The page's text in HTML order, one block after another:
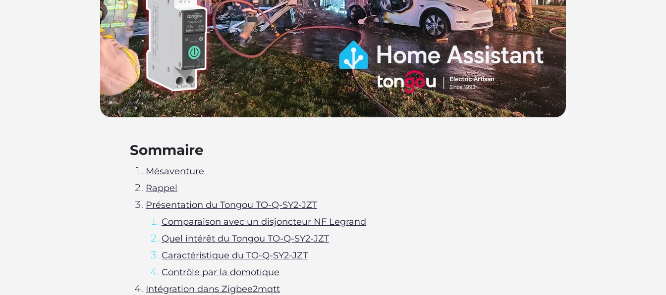
Sommaire
Mésaventure
Rappel
Présentation du Tongou TO-Q-SY2-JZT
Comparaison avec un disjoncteur NF Legrand
Quel intérêt du Tongou TO-Q-SY2-JZT
Caractéristique du TO-Q-SY2-JZT
Contrôle par la domotique
Intégration dans Zigbee2mqtt